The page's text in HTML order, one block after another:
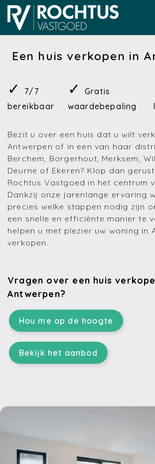
Een huis verkopen in
✓
7/7
bereikbaar
✓
Gratis
waardebepaling
Bezit u over een huis dat u wilt
Antwerpen of in een van haar
Berchem, Borgerhout, Merksem,
Deurne of Ekeren? Klop dan
Rochtus Vastgoed in het centrum
Dankzij onze jarenlange ervaring
precies welke stappen nodig zijn
een snelle en efficiënte manier te
helpen u met plezier uw woning in
verkopen.
Vragen over een huis
Antwerpen?
Hou me op de hoogte
Bekijk het aanbod